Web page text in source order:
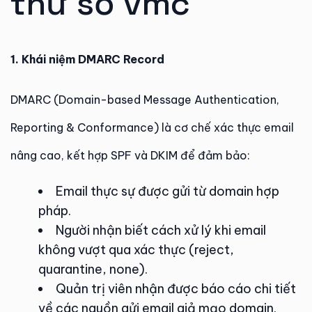
1. Khái niệm DMARC Record
DMARC (Domain-based Message Authentication,
Reporting & Conformance) là cơ chế xác thực email
nâng cao, kết hợp SPF và DKIM để đảm bảo:
Email thực sự được gửi từ domain hợp
pháp.
Người nhận biết cách xử lý khi email
không vượt qua xác thực (reject,
quarantine, none).
Quản trị viên nhận được báo cáo chi tiết
về các nguồn gửi email giả mạo domain.